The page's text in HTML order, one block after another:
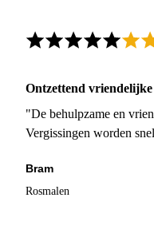
Ontzettend
"De behulpzame en
Vergissingen worden
Bram
Rosmalen